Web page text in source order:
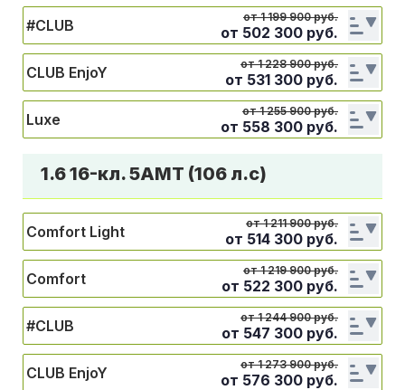
#CLUB от 1 199 900 руб.
от 502 300 руб.
CLUB EnjoY от 1 228 900 руб.
от 531 300 руб.
Luxe от 1 255 900 руб.
от 558 300 руб.
1.6 16-кл. 5АМТ (106 л.с)
Comfort Light от 1 211 900 руб.
от 514 300 руб.
Comfort от 1 219 900 руб.
от 522 300 руб.
#CLUB от 1 244 900 руб.
от 547 300 руб.
CLUB EnjoY от 1 273 900 руб.
от 576 300 руб.